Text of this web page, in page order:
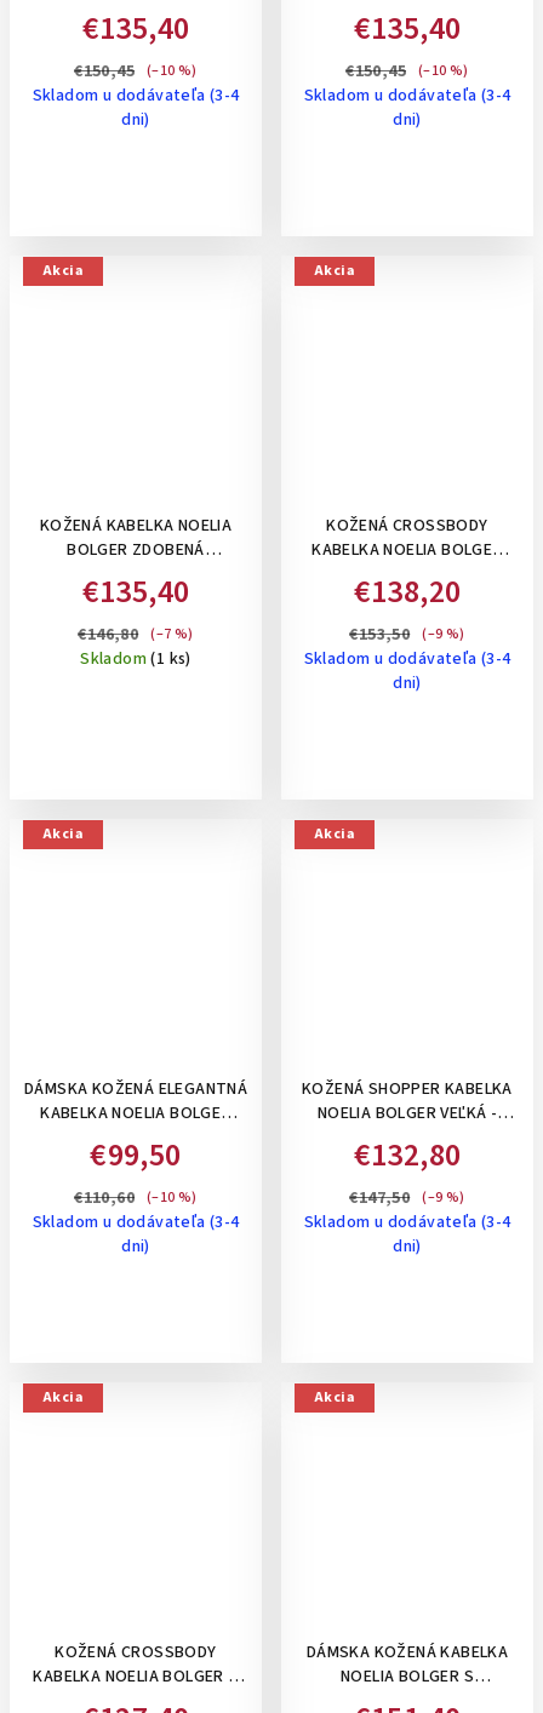
PERFOROVANÝM VZOROM-
HORČICOVO ŽLTÁ
€135,40
€150,45 (–10 %)
Skladom u dodávateľa (3-4
dni)
PERFOROVANÝM VZOROM-
TMAVO HNEDÁ
€135,40
€150,45 (–10 %)
Skladom u dodávateľa (3-4
dni)
Akcia
KOŽENÁ KABELKA NOELIA
BOLGER ZDOBENÁ
STREDNÁ S 2 RAMIENKAMI -
ČIERNA
€135,40
€146,80 (–7 %)
Skladom(1 ks)
Akcia
KOŽENÁ CROSSBODY
KABELKA NOELIA BOLGER
PREPLETANÝMI PRUHMY-
ČERVENÁ
€138,20
€153,50 (–9 %)
Skladom u dodávateľa (3-4
dni)
Akcia
DÁMSKA KOŽENÁ ELEGANTNÁ
KABELKA NOELIA BOLGER
ODNÍMATEĽNÝM DLHÝM
RAMIENKOM - BEŽOVÁ
€99,50
€110,60 (–10 %)
Skladom u dodávateľa (3-4
dni)
Akcia
KOŽENÁ SHOPPER KABELKA
NOELIA BOLGER VEĽKÁ -
€132,80
€147,50 (–9 %)
Skladom u dodávateľa (3-4
dni)
Akcia
KOŽENÁ CROSSBODY
KABELKA NOELIA BOLGER S
Akcia
DÁMSKA KOŽENÁ KABELKA
NOELIA BOLGER S